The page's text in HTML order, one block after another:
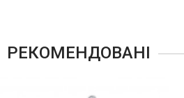
РЕКОМЕНДОВАНІ